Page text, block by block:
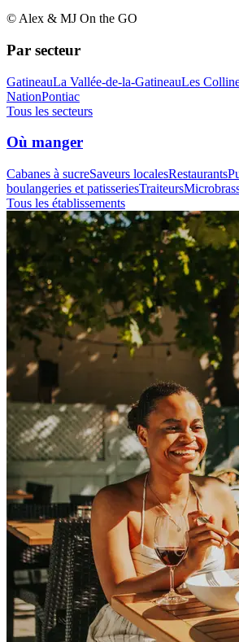
© Alex & MJ On the GO
Par secteur
GatineauLa Vallée-de-la-GatineauLes
NationPontiac
Tous les secteurs
Où manger
Cabanes à sucreSaveurs localesRestaurants
boulangeries et patisseriesTraiteurs
Tous les établissements